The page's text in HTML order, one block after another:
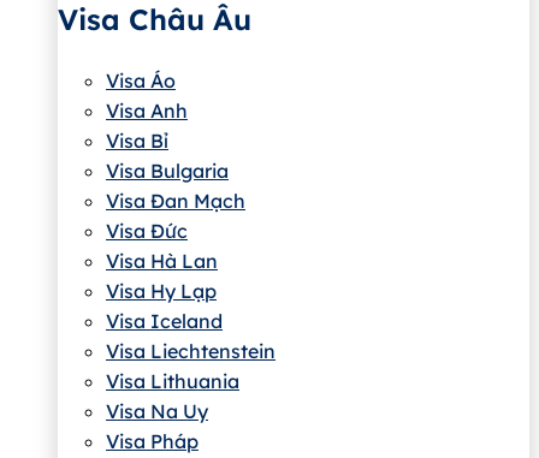
Visa Châu Âu
Visa Áo
Visa Anh
Visa Bỉ
Visa Bulgaria
Visa Đan Mạch
Visa Đức
Visa Hà Lan
Visa Hy Lạp
Visa Iceland
Visa Liechtenstein
Visa Lithuania
Visa Na Uy
Visa Pháp